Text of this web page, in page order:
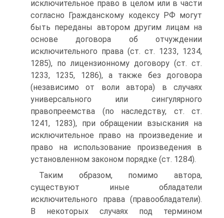
исключительное право в целом или в части
согласно Гражданскому кодексу РФ могут
быть переданы автором другим лицам на
основе договора об отчуждении
исключительного права (ст. ст. 1233, 1234,
1285), по лицензионному договору (ст. ст.
1233, 1235, 1286), а также без договора
(независимо от воли автора) в случаях
универсального или сингулярного
правопреемства (по наследству, ст. ст.
1241, 1283), при обращении взыскания на
исключительное право на произведение и
право на использование произведения в
установленном законом порядке (ст. 1284).
Таким образом, помимо автора,
существуют иные обладатели
исключительного права (правообладатели).
В некоторых случаях под термином